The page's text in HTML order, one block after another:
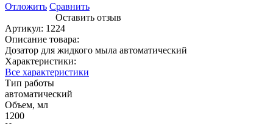
Отложить Сравнить
Оставить отзыв
Артикул: 1224
Описание товара:
Дозатор для жидкого мыла автоматический
Характеристики:
Все характеристики
Тип работы
автоматический
Объем, мл
1200